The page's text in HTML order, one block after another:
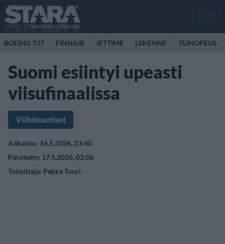
BOEING 737 FINNAIR JETTIME LIIKENNE YLINOPEUS
Suomi esiintyi upeasti
viisufinaalissa
Viihdeuutiset
Julkaistu: 16.5.2026, 23:40
Päivitetty: 17.5.2026, 02:06
Toimittaja: Pekka Tuuri